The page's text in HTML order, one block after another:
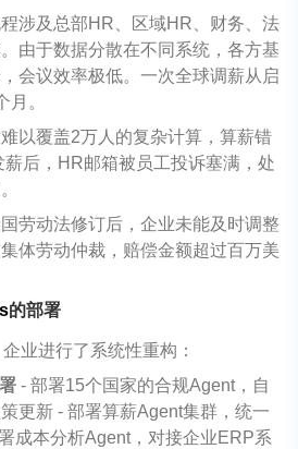
程涉及总部HR 、区域HR 、财务、法
由于数据分散在不同系统，各方基
会议效率极低。一次全球调薪从启
月。
以覆盖2万人的复杂计算，算薪错
后， HR邮箱被员工投诉塞满，处
国劳动法修订后，企业未能及时调整
体劳动仲裁，赔偿金额超过百万美
的部署
企业进行了系统性重构：
- 部署15个国家的合规Agent，自
更新 - 部署算薪Agent集群，统一
成本分析Agent，对接企业ERP系